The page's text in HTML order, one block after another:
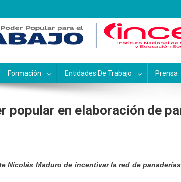
de Capacitación y
Formación Entidades De Trabajo Prensa
popular en elaboración de
Nicolás Maduro de incentivar la red de